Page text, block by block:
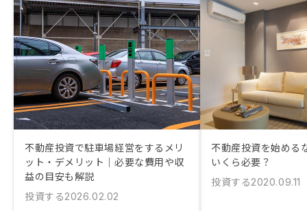
不動産投資で駐車場経営をするメリ
ット・デメリット｜必要な費用や収
益の目安も解説
投資する2026.02.02
不動産投資を始める
いくら必要？
投資する2020.09.11